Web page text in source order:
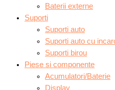
Baterii externe
Suporti
Suporti auto
Suporti auto cu
Suporti birou
Piese si componente
Acumulatori/Baterie
Display